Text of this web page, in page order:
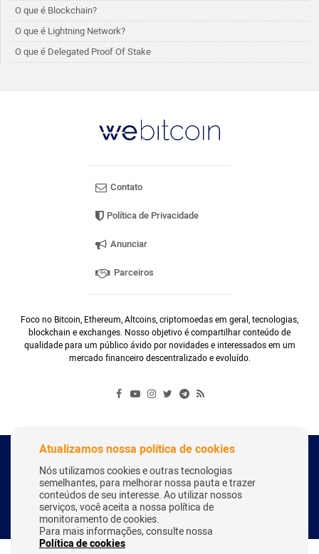
O que é Blockchain?
O que é Lightning Network?
O que é Delegated Proof Of Stake
Contato
Política de Privacidade
Anunciar
Parceiros
Foco no Bitcoin, Ethereum, Altcoins, criptomoedas em geral, tecnologias,
blockchain e exchanges. Nosso objetivo é compartilhar conteúdo de
qualidade para um público ávido por novidades e interessados em um
mercado financeiro descentralizado e evoluído.
Copyright Webitcoin 2018 - Todos os Direitos Reservados
Desenvolvido por: Herick Correa
Atualizamos nossa política de cookies
Nós utilizamos cookies e outras tecnologias
semelhantes, para melhorar nossa pauta e trazer
conteúdos de seu interesse. Ao utilizar nossos
serviços, você aceita a nossa política de
monitoramento de cookies.
Para mais informações, consulte nossa
Política de cookies